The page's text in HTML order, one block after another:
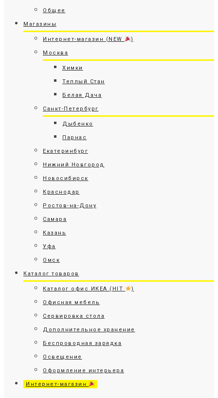
Общее
Магазины
Интернет-магазин (NEW )
Москва
Химки
Теплый Стан
Белая Дача
Санкт-Петербург
Дыбенко
Парнас
Екатеринбург
Нижний Новгород
Новосибирск
Краснодар
Ростов-на-Дону
Самара
Казань
Уфа
Омск
Каталог товаров
Каталог офис ИКЕА (HIT )
Офисная мебель
Сервировка стола
Дополнительное хранение
Беспроводная зарядка
Освещение
Оформление интерьера
Интернет-магазин